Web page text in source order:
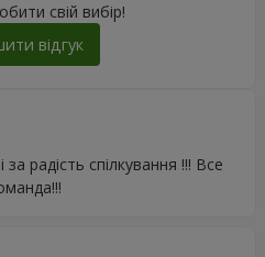
радість спілкування !!! Все
свій вибір!
відгук